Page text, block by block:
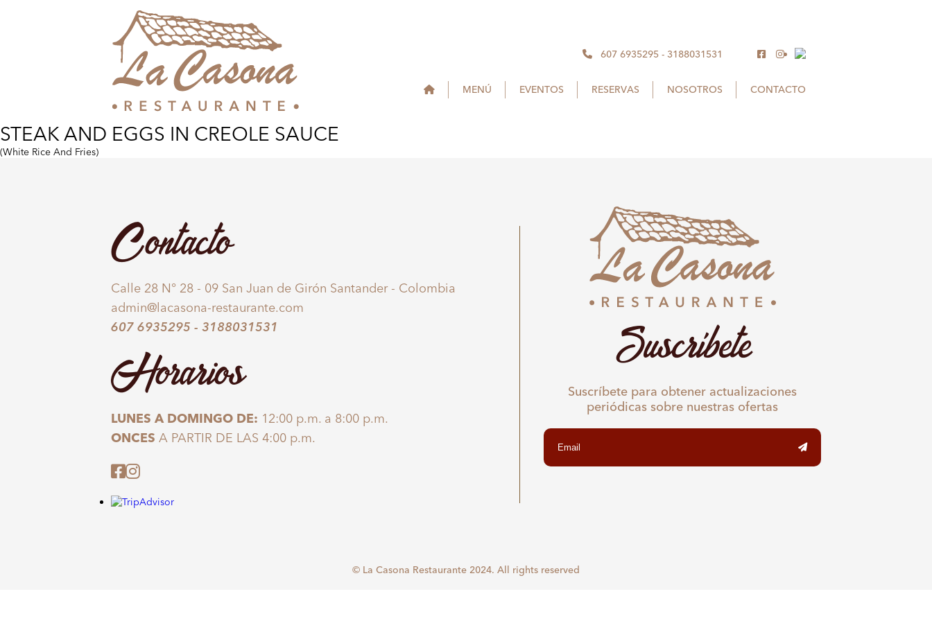
607 6935295 - 3188031531
MENÚ EVENTOS RESERVAS NOSOTROS CONTACTO
STEAK AND EGGS IN CREOLE SAUCE
(White Rice And Fries)
Contacto
Calle 28 N° 28 - 09 San Juan de Girón Santander - Colombia
admin@lacasona-restaurante.com
607 6935295 - 3188031531
Horarios
LUNES A DOMINGO DE: 12:00 p.m. a 8:00 p.m.
ONCES A PARTIR DE LAS 4:00 p.m.
Suscríbete
Suscríbete para obtener actualizaciones
periódicas sobre nuestras ofertas
© La Casona Restaurante 2024. All rights reserved